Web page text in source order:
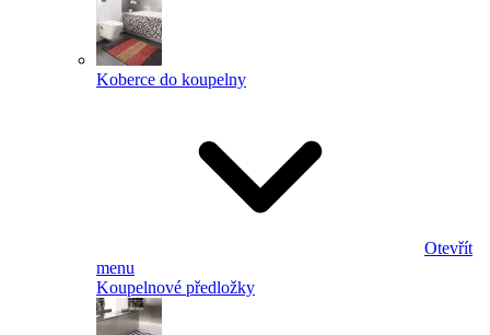
Koberce do koupelny
Otevřít
menu
Koupelnové předložky